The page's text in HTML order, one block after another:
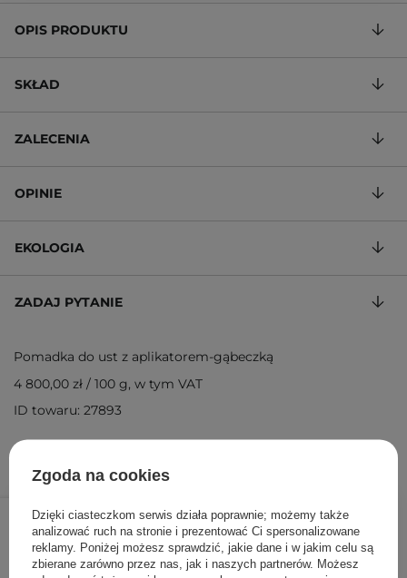
48,00 zł /szt.
DODAJ DO KOSZYKA
OPIS PRODUKTU
SKŁAD
ZALECENIA
OPINIE
EKOLOGIA
ZADAJ PYTANIE
Pomadka do ust z aplikatorem-gąbeczką
4 800,00 zł / 100 g, w tym VAT
ID towaru: 27893
Zgoda na cookies
Dzięki ciasteczkom serwis działa poprawnie; możemy także
analizować ruch na stronie i prezentować Ci spersonalizowane
reklamy. Poniżej możesz sprawdzić, jakie dane i w jakim celu są
zbierane zarówno przez nas, jak i naszych partnerów. Możesz